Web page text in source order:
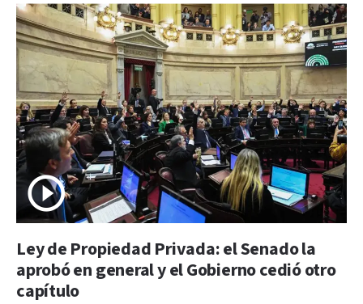
Ley de Propiedad Privada: el Senado la
aprobó en general y el Gobierno cedió otro
capítulo